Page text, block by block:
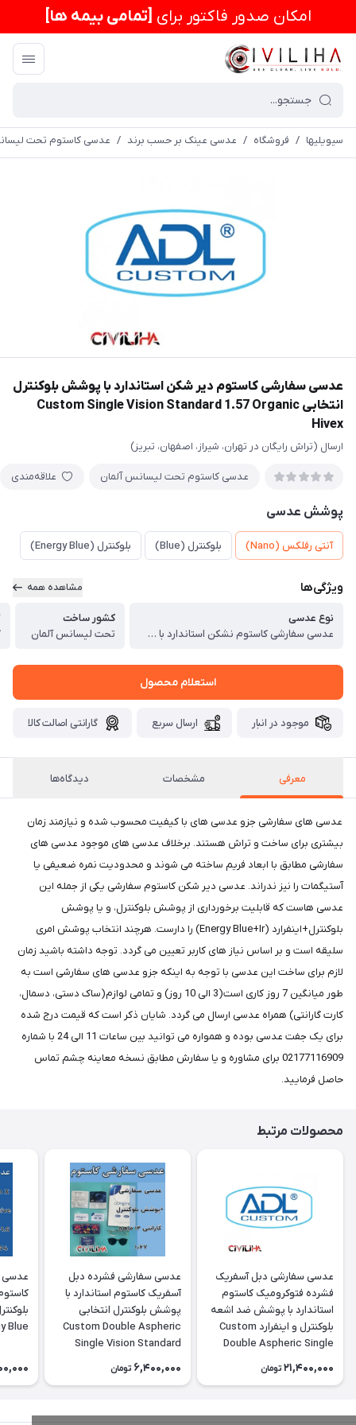
امكان صدور فاکتور برای [تمامی بیمه ها]
سیویلیها / فروشگاه / عدسی عینک بر حسب برند / عدسی کاستوم تحت
عدسی سفارشی کاستوم دیر شکن استاندارد با پوشش بلوکنترل
انتخابی Custom Single Vision Standard 1.57 Organic
Hivex
ارسال (تراش رایگان در تهران، شیراز، اصفهان، تبریز)
عدسی کاستوم تحت لیسانس آلمان علاقه‌مندی
پوشش عدسی
آنتی رفلکس (Nano) بلوکنترل (Blue) بلوکنترل (Energy Blue)
ویژگی‌ها مشاهده همه
نوع عدسی
عدسی سفارشی کاستوم نشکن استاندارد با پوشش بلوکنترل انتخابی Custom Single Vision Standard 1.57 Organic Hivex
کشور ساخت
تحت لیسانس آلمان
استعلام محصول
موجود در انبار ارسال سریع گارانتی اصالت کالا
معرفی مشخصات دیدگاه‌ها
عدسی های سفارشی جزو عدسی های با کیفیت محسوب شده و نیازمند زمان
بیشتری برای ساخت و تراش هستند. برخلاف عدسی های موجود عدسی های
سفارشی مطابق با ابعاد فریم ساخته می شوند و محدودیت نمره ضعیفی یا
آستیگمات را نیز ندراند. عدسی دیر شکن کاستوم سفارشی یکی از جمله این
عدسی هاست که قابلیت برخورداری از پوشش بلوکنترل، و یا پوشش
بلوکنترل+اینفرارد (Energy Blue+Ir) را دارست. هرچند انتخاب پوشش امری
سلیقه است و بر اساس نیاز های کاربر تعیین می گردد. توجه داشته باشید زمان
لازم برای ساخت این عدسی با توجه به اینکه جزو عدسی های سفارشی است به
طور میانگین 7 روز کاری است(3 الی 10 روز) و تمامی لوازم(ساک دستی، دسمال،
کارت گارانتی) همراه عدسی ارسال می گردد. شایان ذکر است که قیمت درج شده
برای یک جفت عدسی بوده و همواره می توانید بین ساعات 11 الی 24 با شماره
02177116909 برای مشاوره و یا سفارش مطابق نسخه معاینه چشم تماس
حاصل فرمایید.
محصولات مرتبط
عدسی سفارشی دبل آسفریک
فشرده فتوکرومیک کاستوم
استاندارد با پوشش ضد اشعه
بلوکنترل و اینفرارد Custom
Double Aspheric Single
Vision Standard 1.67
Photocromic Spin-Coated
21,400,000 تومان
عدسی سفارشی فشرده دبل
آسفریک کاستوم استاندارد با
پوشش بلوکنترل انتخابی
Custom Double Aspheric
Single Vision Standard
1.67 Organic
6,400,000 تومان
عدسی
Blue